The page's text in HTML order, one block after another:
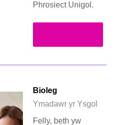
Phrosiect Unigol.
Bioleg
Ymadawr yr Ysgol
Felly, beth yw